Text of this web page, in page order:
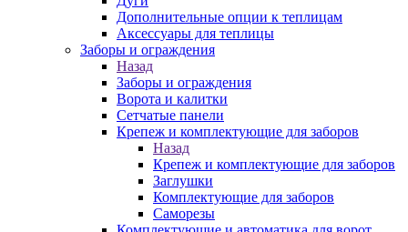
Дополнительные опции к теплицам
Аксессуары для теплицы
Заборы и ограждения
Назад
Заборы и ограждения
Ворота и калитки
Сетчатые панели
Крепеж и комплектующие для заборов
Назад
Крепеж и комплектующие для заборов
Заглушки
Комплектующие для заборов
Саморезы